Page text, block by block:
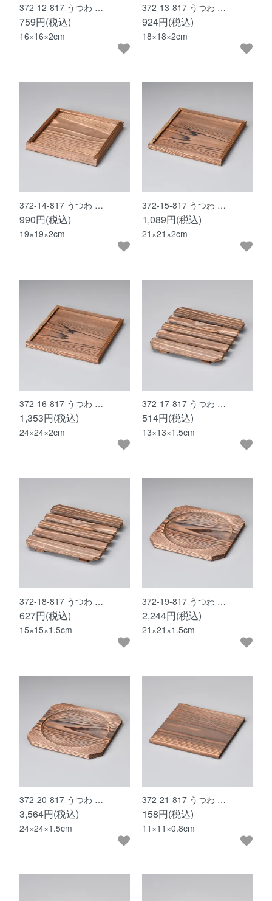
372-12-817 うつわ …
759円(税込)
16×16×2cm
372-13-817 うつわ …
924円(税込)
18×18×2cm
372-14-817 うつわ …
990円(税込)
19×19×2cm
372-15-817 うつわ …
1,089円(税込)
21×21×2cm
372-16-817 うつわ …
1,353円(税込)
24×24×2cm
372-17-817 うつわ …
514円(税込)
13×13×1.5cm
372-18-817 うつわ …
627円(税込)
15×15×1.5cm
372-19-817 うつわ …
2,244円(税込)
21×21×1.5cm
372-20-817 うつわ …
3,564円(税込)
24×24×1.5cm
372-21-817 うつわ …
158円(税込)
11×11×0.8cm